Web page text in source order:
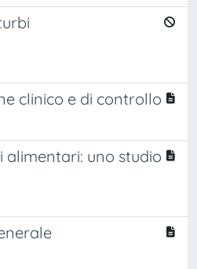
clinico e di controllo
uno studio